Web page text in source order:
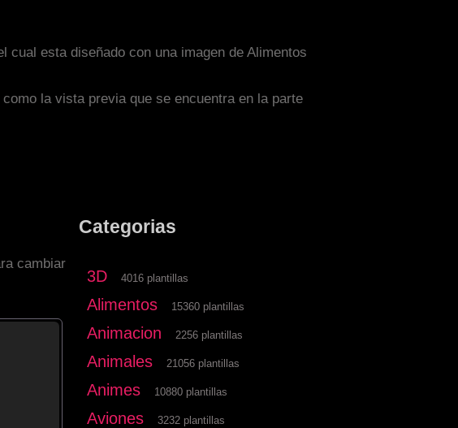
esta diseñado con una imagen de Alimentos
la vista previa que se encuentra en la parte
cambiar
Categorias
3D 4016 plantillas
Alimentos 15360 plantillas
Animacion 2256 plantillas
Animales 21056 plantillas
Animes 10880 plantillas
Aviones 3232 plantillas